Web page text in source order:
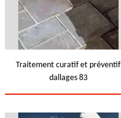
Traitement curatif et préventif
dallages 83